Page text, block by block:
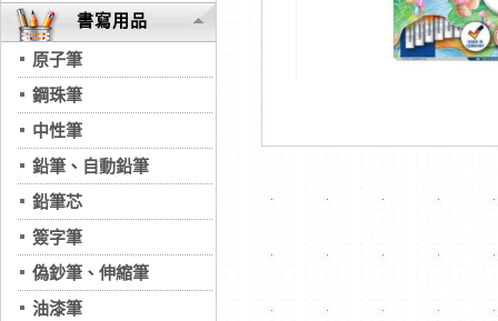
書寫用品
原子筆
鋼珠筆
中性筆
鉛筆、自動鉛筆
鉛筆芯
簽字筆
偽鈔筆、伸縮筆
油漆筆